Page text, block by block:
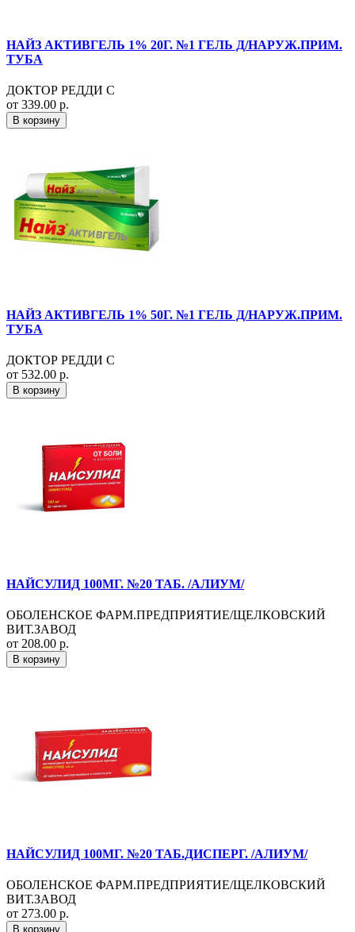
НАЙЗ АКТИВГЕЛЬ 1% 20Г. №1 ГЕЛЬ Д/НАРУЖ.ПРИМ.
ТУБА
ДОКТОР РЕДДИ С
от 339.00 р.
В корзину
НАЙЗ АКТИВГЕЛЬ 1% 50Г. №1 ГЕЛЬ Д/НАРУЖ.ПРИМ.
ТУБА
ДОКТОР РЕДДИ С
от 532.00 р.
В корзину
НАЙСУЛИД 100МГ. №20 ТАБ. /АЛИУМ/
ОБОЛЕНСКОЕ ФАРМ.ПРЕДПРИЯТИЕ/ЩЕЛКОВСКИЙ
ВИТ.ЗАВОД
от 208.00 р.
В корзину
НАЙСУЛИД 100МГ. №20 ТАБ.ДИСПЕРГ. /АЛИУМ/
ОБОЛЕНСКОЕ ФАРМ.ПРЕДПРИЯТИЕ/ЩЕЛКОВСКИЙ
ВИТ.ЗАВОД
от 273.00 р.
В корзину